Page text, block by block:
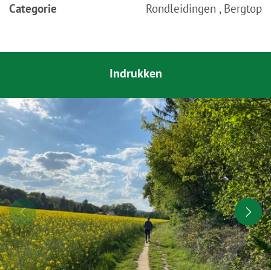
Categorie Rondleidingen , Bergtop
Indrukken